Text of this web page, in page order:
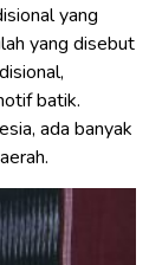
yang
yang disebut
batik.
ada banyak